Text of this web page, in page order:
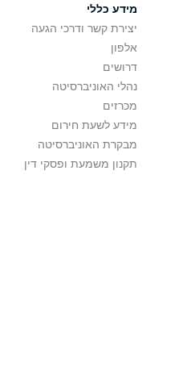
מידע כללי
יצירת קשר ודרכי הגעה
אלפון
דרושים
נהלי האוניברסיטה
מכרזים
מידע לשעת חירום
מבקרת האוניברסיטה
תקנון משמעת ופסקי דין